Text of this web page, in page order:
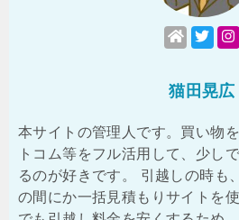
猫田晃広
本サイトの管理人です。買い物
トコム等をフル活用して、少し
るのが好きです。 引越しの時も
の間にか一括見積もりサイトを